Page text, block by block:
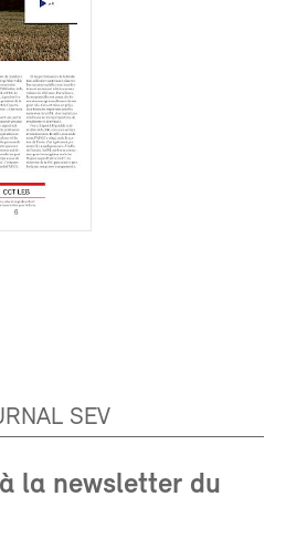
SEV
la newsletter du